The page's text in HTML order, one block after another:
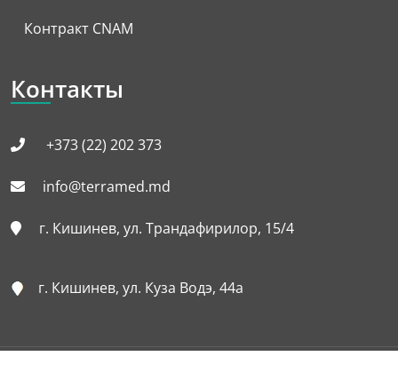
Контракт CNAM
Контакты
+373 (22) 202 373
info@terramed.md
г. Кишинев, ул. Трандафирилор, 15/4
г. Кишинев, ул. Куза Водэ, 44а